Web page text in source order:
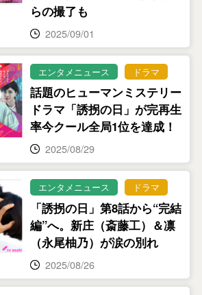
らの撮了も
2025/09/01
エンタメニュース ドラマ
話題のヒューマンミステリー
ドラマ「誘拐の日」が完再生
率今クール全局1位を達成！
2025/08/29
エンタメニュース ドラマ
「誘拐の日」第8話から“完結
編”へ。新庄（斎藤工）＆凛
（永尾柚乃）が涙の別れ
2025/08/26